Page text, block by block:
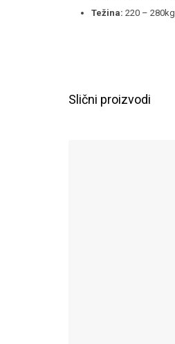
Težina: 220 – 280kg
Slični proizvodi